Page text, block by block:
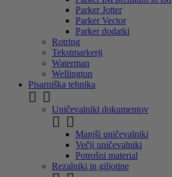
Parker Jotter
Parker Vector
Parker dodatki
Rotring
Tekstmarkerji
Waterman
Wellington
Pisarniška tehnika
 
Uničevalniki dokumentov
 
Manjši uničevalniki
Večji uničevalniki
Potrošni material
Rezalniki in giljotine